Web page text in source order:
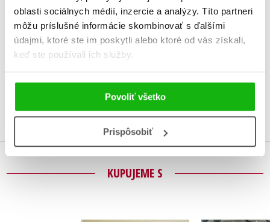
oblasti sociálnych médií, inzercie a analýzy. Títo partneri
môžu príslušné informácie skombinovať s ďalšími
údajmi, ktoré ste im poskytli alebo ktoré od vás získali,
keď ste používali ich služby.
Povoliť všetko
Prispôsobiť
Žiadne užívateľské hodnotenia nie sú dostupné.
Vaše hodnotenie
KUPUJEME S